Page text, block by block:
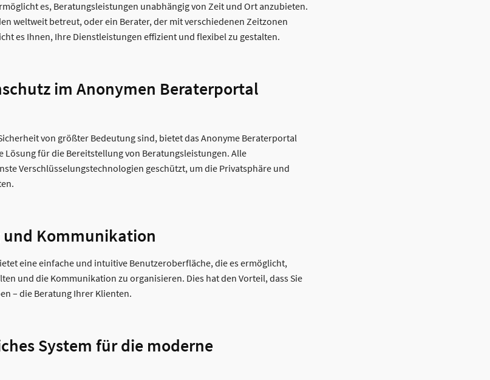
es, Beratungsleistungen unabhängig von Zeit und Ort anzubieten.
weltweit betreut, oder ein Berater, der mit verschiedenen Zeitzonen
es Ihnen, Ihre Dienstleistungen effizient und flexibel zu gestalten.
im Anonymen Beraterportal
von größter Bedeutung sind, bietet das Anonyme Beraterportal
Lösung für die Bereitstellung von Beratungsleistungen. Alle
Verschlüsselungstechnologien geschützt, um die Privatsphäre und
Kommunikation
eine einfache und intuitive Benutzeroberfläche, die es ermöglicht,
und die Kommunikation zu organisieren. Dies hat den Vorteil, dass Sie
– die Beratung Ihrer Klienten.
System für die moderne